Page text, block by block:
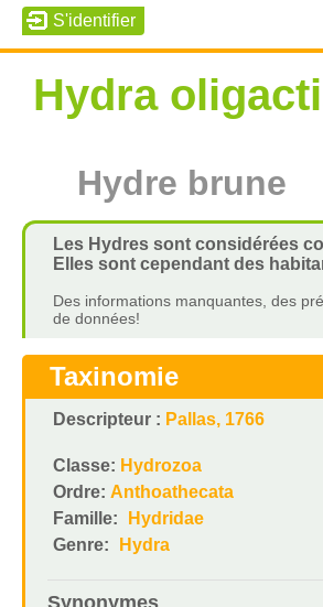
Hydra
Hydre brune
Les Hydres sont considérées
Elles sont cependant des
Des informations manquantes, des
de données!
Taxinomie
Descripteur : Pallas, 1766
Classe: Hydrozoa
Ordre: Anthoathecata
Famille:
Hydridae
Genre:
Hydra
Synonymes